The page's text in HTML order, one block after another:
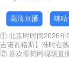
高清直播 咪
①.北京时时间2026年
吉诺瓦格斯】准时在线
②.喜欢看荷丙现场直